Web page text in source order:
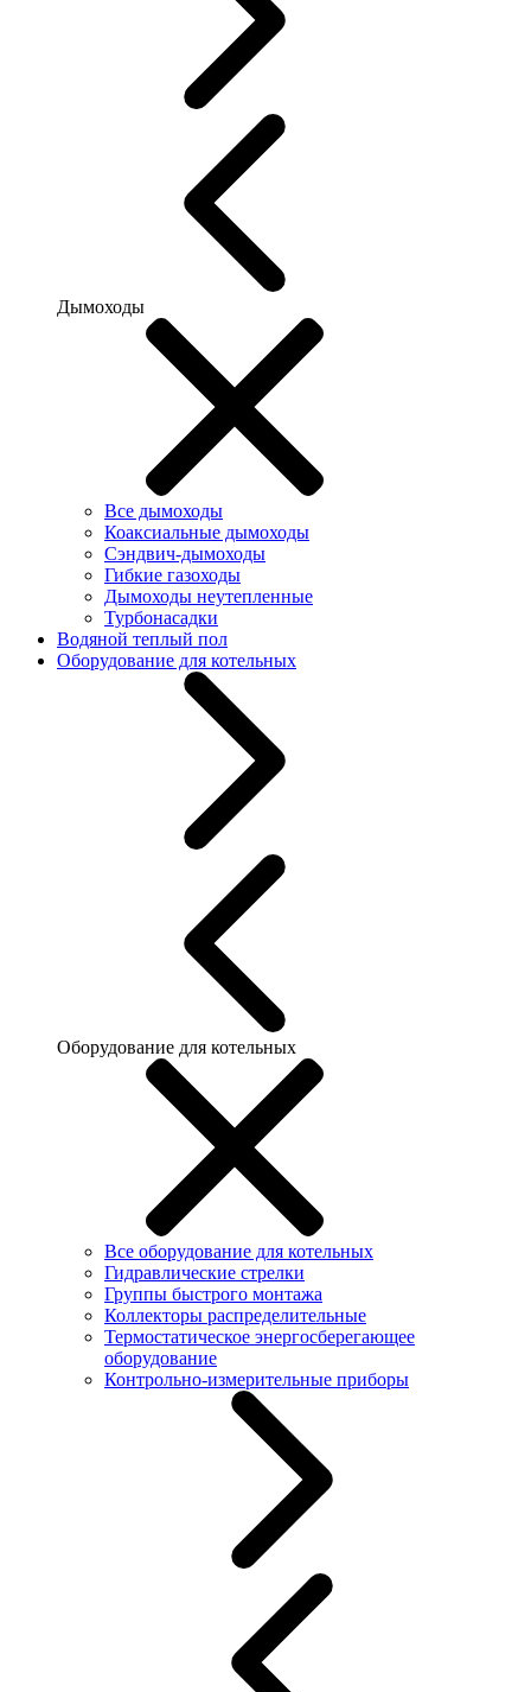
Дымоходы
Все дымоходы
Коаксиальные дымоходы
Сэндвич-дымоходы
Гибкие газоходы
Дымоходы неутепленные
Турбонасадки
Водяной теплый пол
Оборудование для котельных
Оборудование для котельных
Все оборудование для котельных
Гидравлические стрелки
Группы быстрого монтажа
Коллекторы распределительные
Термостатическое энергосберегающее
оборудование
Контрольно-измерительные приборы